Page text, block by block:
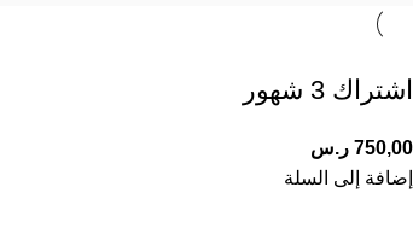
اشتراك 3 شهور
750,00 ر.س
إضافة إلى السلة